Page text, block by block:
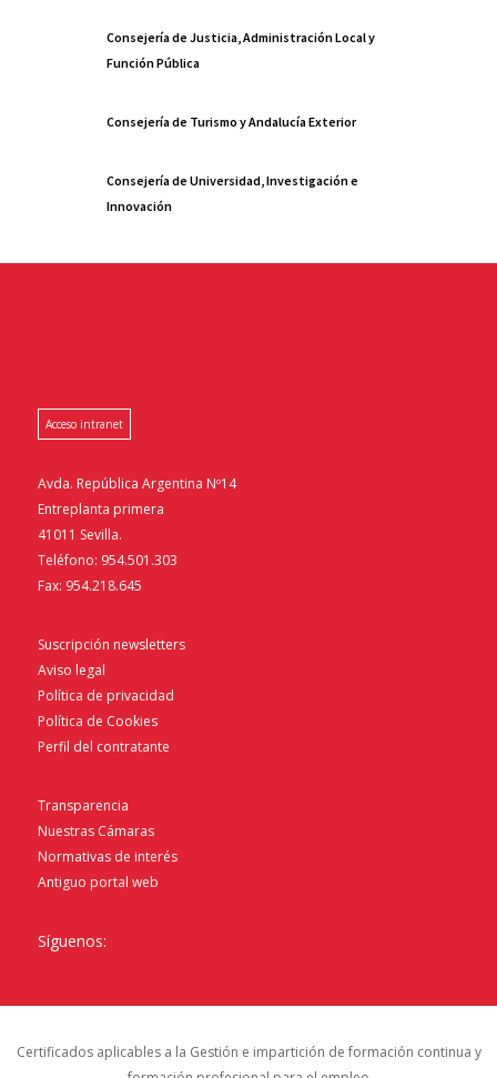
Consejería de Justicia, Administración Local y
Función Pública
Consejería de Turismo y Andalucía Exterior
Consejería de Universidad, Investigación e
Innovación
Acceso intranet
Avda. República Argentina Nº14
Entreplanta primera
41011 Sevilla.
Teléfono: 954.501.303
Fax: 954.218.645
Suscripción newsletters
Aviso legal
Política de privacidad
Política de Cookies
Perfil del contratante
Transparencia
Nuestras Cámaras
Normativas de interés
Antiguo portal web
Síguenos:
Certificados aplicables a la Gestión e impartición de formación continua y